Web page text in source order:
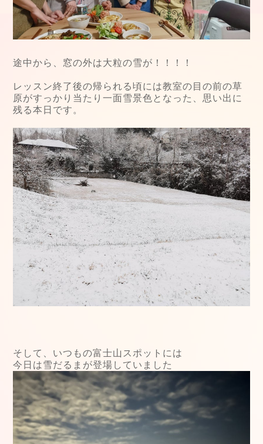
途中から、窓の外は大粒の雪が！！！！
レッスン終了後の帰られる頃には教室の目の前の草
原がすっかり当たり一面雪景色となった、思い出に
残る本日です。
そして、いつもの富士山スポットには
今日は雪だるまが登場していました